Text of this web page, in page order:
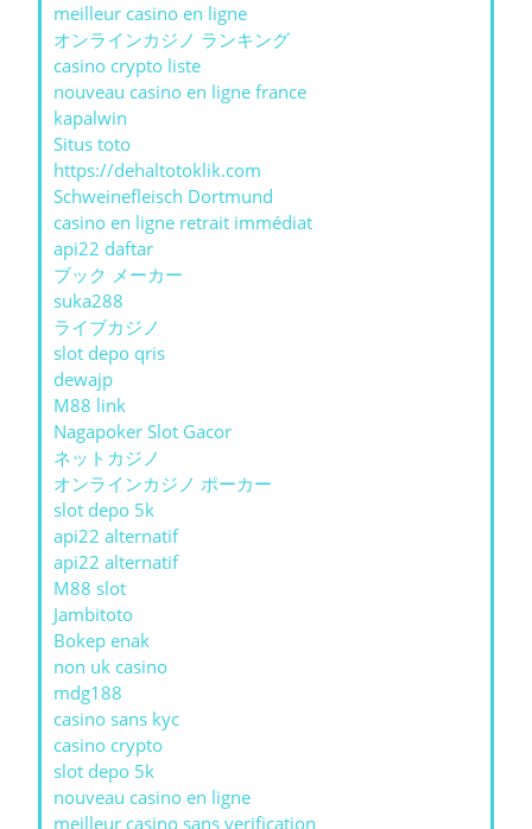
meilleur casino en ligne
オンラインカジノ ランキング
casino crypto liste
nouveau casino en ligne france
kapalwin
Situs toto
https://dehaltotoklik.com
Schweinefleisch Dortmund
casino en ligne retrait immédiat
api22 daftar
ブック メーカー
suka288
ライブカジノ
slot depo qris
dewajp
M88 link
Nagapoker Slot Gacor
ネットカジノ
オンラインカジノ ポーカー
slot depo 5k
api22 alternatif
api22 alternatif
M88 slot
Jambitoto
Bokep enak
non uk casino
mdg188
casino sans kyc
casino crypto
slot depo 5k
nouveau casino en ligne
meilleur casino sans verification